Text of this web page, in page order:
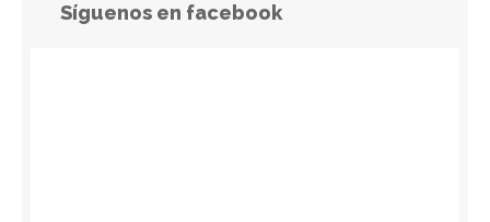
Síguenos en facebook